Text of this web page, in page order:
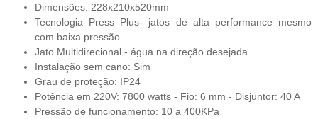
Dimensões: 228x210x520mm
Tecnologia Press Plus- jatos de alta performance mesmo
com baixa pressão
Jato Multidirecional - água na direção desejada
Instalação sem cano: Sim
Grau de proteção: IP24
Potência em 220V: 7800 watts - Fio: 6 mm - Disjuntor: 40 A
Pressão de funcionamento: 10 a 400KPa